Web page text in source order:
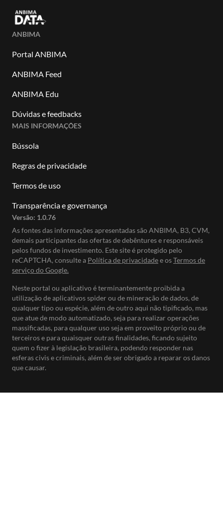
ANBIMA
Portal ANBIMA
ANBIMA Feed
ANBIMA Edu
Dúvidas e feedbacks
MAIS INFORMAÇÕES
Bússola
Regras de privacidade
Termos de uso
Transparência e governança
Versão: 1.0.76
As fontes das informações apresentadas são ANBIMA, B3, CVM,
demais participantes das ofertas de debêntures e responsáveis
pelos fundos de investimento. Este site é protegido pelo
reCAPTCHA, consulte a Política de privacidadee osTermos de
serviço do Google.
Neste portal ou aplicativo é terminantemente proibida a
utilização de aplicativos spider ou de mineração de dados, de
qualquer tipo ou espécie, além de outro aqui não tipificado, mas
que atue de modo automatizado, seja para realizar operações
massificadas, para qualquer uso seja em proveito próprio ou de
terceiros e para quaisquer outras finalidades, ficando sujeito
quem o fizer à legislação brasileira, podendo responder nas
esferas civis e criminais, além de ser obrigado a reparar os danos
que causar.